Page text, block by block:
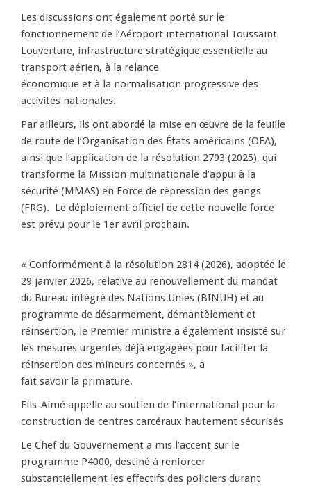
Les discussions ont également porté sur le
fonctionnement de l’Aéroport international Toussaint
Louverture, infrastructure stratégique essentielle au
transport aérien, à la relance
économique et à la normalisation progressive des
activités nationales.
Par ailleurs, ils ont abordé la mise en œuvre de la feuille
de route de l’Organisation des États américains (OEA),
ainsi que l’application de la résolution 2793 (2025), qui
transforme la Mission multinationale d’appui à la
sécurité (MMAS) en Force de répression des gangs
(FRG). Le déploiement officiel de cette nouvelle force
est prévu pour le 1er avril prochain.
« Conformément à la résolution 2814 (2026), adoptée le
29 janvier 2026, relative au renouvellement du mandat
du Bureau intégré des Nations Unies (BINUH) et au
programme de désarmement, démantèlement et
réinsertion, le Premier ministre a également insisté sur
les mesures urgentes déjà engagées pour faciliter la
réinsertion des mineurs concernés », a
fait savoir la primature.
Fils-Aimé appelle au soutien de l’international pour la
construction de centres carcéraux hautement sécurisés
Le Chef du Gouvernement a mis l’accent sur le
programme P4000, destiné à renforcer
substantiellement les effectifs des policiers durant